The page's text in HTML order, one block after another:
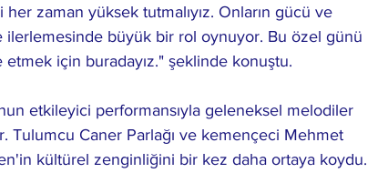
her zaman yüksek tutmalıyız. Onların gücü ve
büyük bir rol oynuyor. Bu özel günü
etmek için buradayız." şeklinde konuştu.
etkileyici performansıyla geleneksel melodiler
Tulumcu Caner Parlağı ve kemençeci Mehmet
kültürel zenginliğini bir kez daha ortaya koydu.